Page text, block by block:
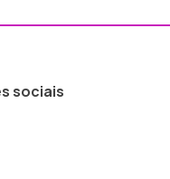
sociais
ao